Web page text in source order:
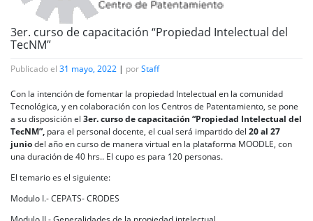
3er. curso de capacitación “Propiedad Intelectual del
TecNM”
Publicado el 31 mayo, 2022 | porStaff
Con la intención de fomentar la propiedad Intelectual en la comunidad
Tecnológica, y en colaboración con los Centros de Patentamiento, se pone
a su disposición el 3er. curso de capacitación “Propiedad Intelectual del
TecNM”, para el personal docente, el cual será impartido del 20 al 27
juniodel año en curso de manera virtual en la plataforma MOODLE, con
una duración de 40 hrs.. El cupo es para 120 personas.
El temario es el siguiente:
Modulo I.- CEPATS- CRODES